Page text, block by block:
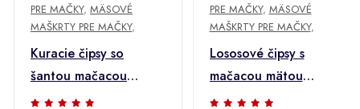
PRE MAČKY, MÄSOVÉ
MAŠKRTY PRE MAČKY,
Kuracie čipsy so
šantou mačacou
MAPES 50g +
PRE MAČKY, MÄSOVÉ
MAŠKRTY PRE MAČKY,
Lososové čipsy s
mačacou mätou
MAPES 30g +